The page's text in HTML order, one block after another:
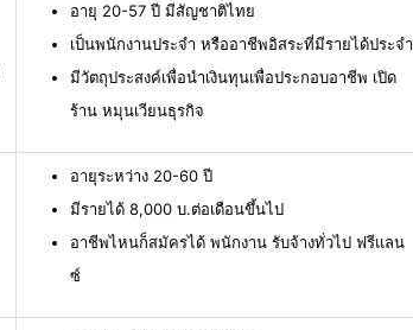
อายุ 20-57 ปี มีสัญชาติไทย
เป็นพนักงานประจำ หรืออาชีพอิสระที่มีรายได้ประจำ
มีวัตถุประสงค์เพื่อนำเงินทุนเพื่อประกอบอาชีพ เปิด
ร้าน หมุนเวียนธุรกิจ
อายุระหว่าง 20-60 ปี
มีรายได้ 8,000 บ.ต่อเดือนขึ้นไป
อาชีพไหนก็สมัครได้ พนักงาน รับจ้างทั่วไป ฟรีแลน
ซ์